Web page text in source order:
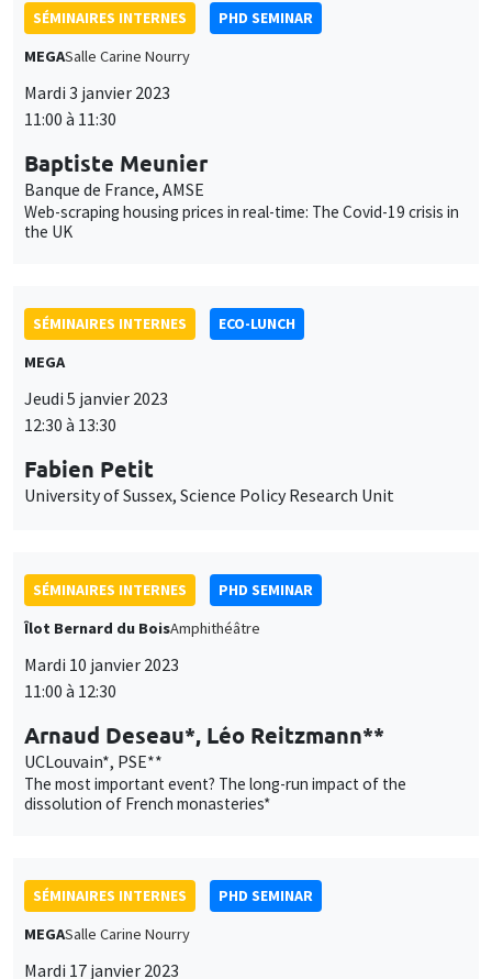
SÉMINAIRES INTERNES
PHD SEMINAR
MEGASalle Carine Nourry
Mardi 3 janvier 2023
11:00 à 11:30
Baptiste Meunier
Banque de France, AMSE
Web-scraping housing prices in real-time: The Covid-19 crisis in
the UK
SÉMINAIRES INTERNES
ECO-LUNCH
MEGA
Jeudi 5 janvier 2023
12:30 à 13:30
Fabien Petit
University of Sussex, Science Policy Research Unit
SÉMINAIRES INTERNES
PHD SEMINAR
Îlot Bernard du BoisAmphithéâtre
Mardi 10 janvier 2023
11:00 à 12:30
Arnaud Deseau*, Léo Reitzmann**
UCLouvain*, PSE**
The most important event? The long-run impact of the
dissolution of French monasteries*
SÉMINAIRES INTERNES
PHD SEMINAR
MEGASalle Carine Nourry
Mardi 17 janvier 2023